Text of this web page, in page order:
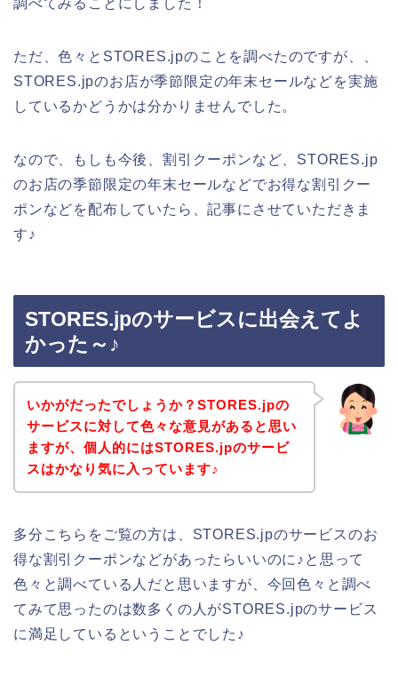
ただ、色々とSTORES.jpのことを調べたのですが、、
STORES.jpのお店が季節限定の年末セールなどを実施
しているかどうかは分かりませんでした。
なので、もしも今後、割引クーポンなど、STORES.jp
のお店の季節限定の年末セールなどでお得な割引クー
ポンなどを配布していたら、記事にさせていただきま
す♪
STORES.jpのサービスに出会えてよ
かった～♪
いかがだったでしょうか？STORES.jpの
サービスに対して色々な意見があると思い
ますが、個人的にはSTORES.jpのサービ
スはかなり気に入っています♪
多分こちらをご覧の方は、STORES.jpのサービスのお
得な割引クーポンなどがあったらいいのに♪と思って
色々と調べている人だと思いますが、今回色々と調べ
てみて思ったのは数多くの人がSTORES.jpのサービス
に満足しているということでした♪